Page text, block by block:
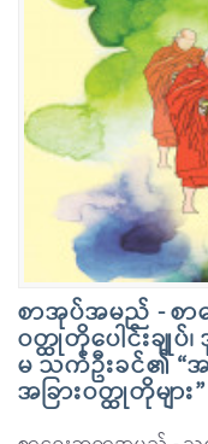
စာအုပ်အမည် - စာ
ဝတ္ထုတိုပေါင်းချု
မ သက်ဦးခင်၏ “
အခြားဝတ္ထုတိုများ